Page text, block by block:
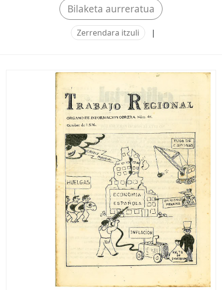
Bilaketa aurreratua
Zerrendara itzuli |